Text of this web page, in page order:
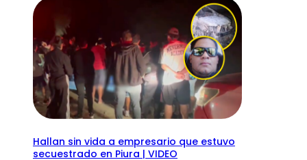
Hallan sin vida a empresario que estuvo
secuestrado en Piura | VIDEO